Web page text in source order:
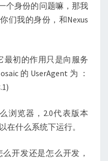
个身份的问题嘛，那我
们我的身份，和Nexus
最初的作用只是向服务
的UserAgent为：
浏览器，2.0代表版本
在什么系统下运行。
开发还是怎么开发，